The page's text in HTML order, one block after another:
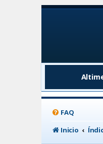
FAQ
Inicio